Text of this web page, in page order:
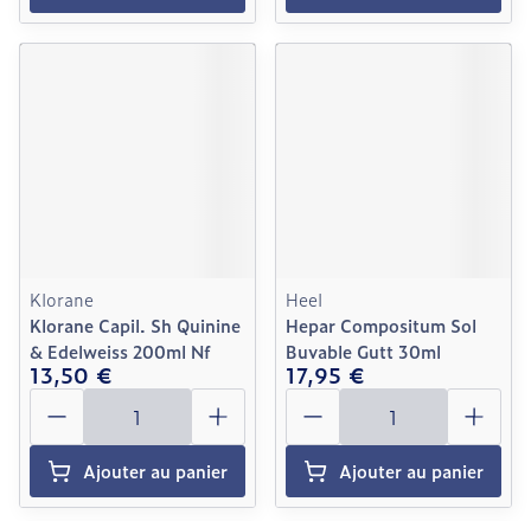
Klorane
Klorane Capil. Sh Quinine
& Edelweiss 200ml Nf
13,50 €
Quantité
Ajouter au panier
Heel
Hepar Compositum Sol
Buvable Gutt 30ml
17,95 €
Quantité
Ajouter au panier